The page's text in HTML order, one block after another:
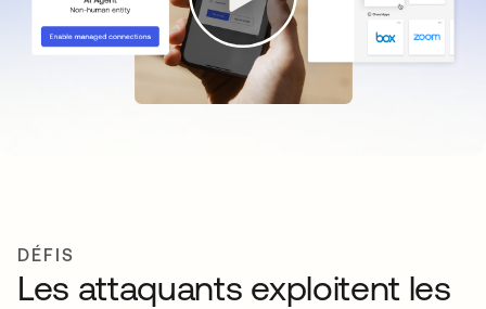
DÉFIS
Les attaquants exploitent les